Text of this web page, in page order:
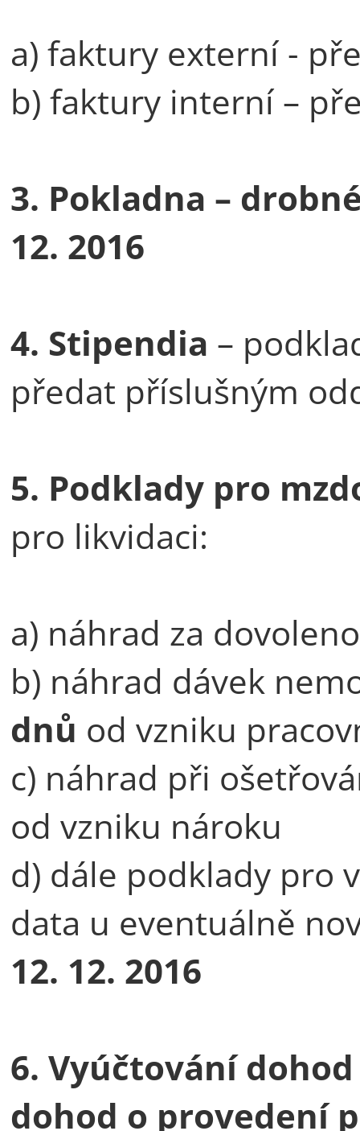
a) faktury externí -
b) faktury interní –
3. Pokladna –
12. 2016
4. Stipendia –
předat příslušným
5. Podklady pro
pro likvidaci:
a) náhrad za
b) náhrad dávek
dnů od vzniku
c) náhrad při
od vzniku nároku
d) dále podklady pro
data u eventuálně
12. 12. 2016
6. Vyúčtování
dohod o provedení